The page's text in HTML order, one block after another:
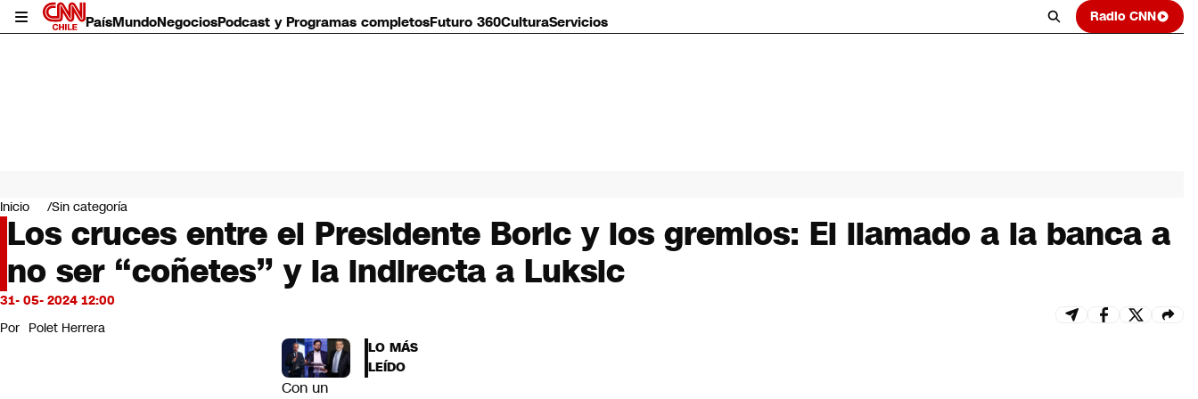
PaísMundoNegociosPodcast y Programas completosFuturo 360CulturaServicios Radio CNN
Mundo
Negocios
Deportes
Programas completos
Cultura
Servicios
Bits
CNN Data
Inicio Sin categoría
Los cruces entre el Presidente Boric y los gremios: El llamado a la banca a
no ser “coñetes” y la indirecta a Luksic
31- 05- 2024 12:00
Por Polet Herrera
Con un
LO MÁS
LEÍDO